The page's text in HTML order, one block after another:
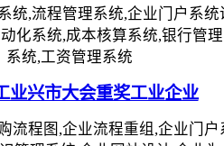
统,流程管理系统,企业门户系
化系统,成本核算系统,银行管
系统,工资管理系统
业兴市大会重奖工业企业
流程图,企业流程重组,企业门户